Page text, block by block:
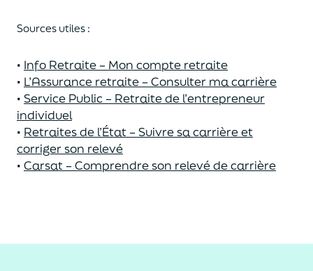
Sources utiles :
• Info Retraite – Mon compte retraite
• L’Assurance retraite – Consulter ma carrière
• Service Public – Retraite de l’entrepreneur
individuel
• Retraites de l’État – Suivre sa carrière et
corriger son relevé
• Carsat – Comprendre son relevé de carrière